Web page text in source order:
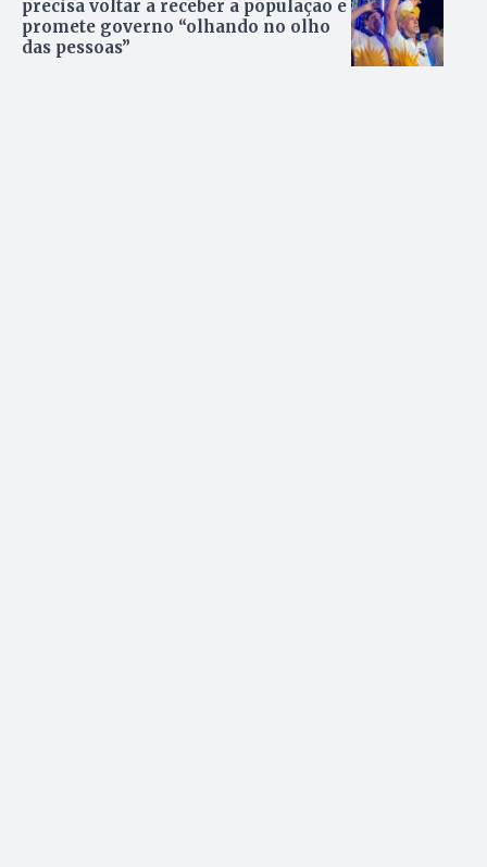
precisa voltar a receber a população e
promete governo “olhando no olho
das pessoas”